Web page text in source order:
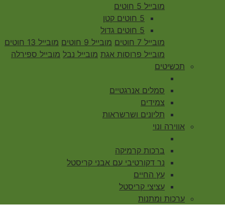
מובייל 5 חוטים
5 חוטים קטן
5 חוטים גדול
מובייל 7 חוטים
מובייל 9 חוטים
מובייל 13 חוטים
מובייל פרוסות אגת מובייל נבל מובייל ספירלה
תכשיטים
סמלים אנרגטיים
צמידים
תליונים ושרשראות
אווירה ונוי
ברכות קרמיקה
נר דקורטיבי עם אבני קריסטל
עץ החיים
עציצי קריסטל
ערכות ומתנות